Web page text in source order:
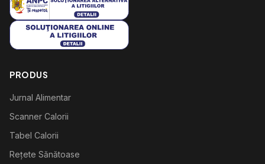
PRODUS
Jurnal Alimentar
Scanner Calorii
Tabel Calorii
Rețete Sănătoase